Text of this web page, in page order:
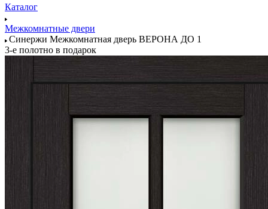
Каталог
Межкомнатные двери
Синержи Межкомнатная дверь ВЕРОНА ДО 1
3-е полотно в подарок